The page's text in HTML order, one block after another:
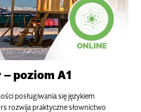
poziom A1
posługiwania się językiem
rozwija praktyczne słownictwo